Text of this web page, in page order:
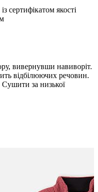
сертифікатом якості
вивернувши навиворіт.
відбілюючих речовин.
Сушити за низької